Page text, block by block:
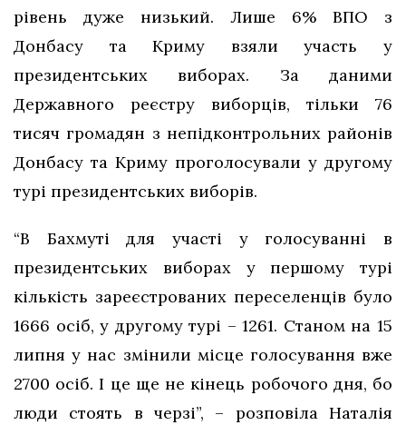
рівень дуже низький. Лише 6% ВПО з
Донбасу та Криму взяли участь у
президентських виборах. За даними
Державного реєстру виборців, тільки 76
тисяч громадян з непідконтрольних районів
Донбасу та Криму проголосували у другому
турі президентських виборів.
“В Бахмуті для участі у голосуванні в
президентських виборах у першому турі
кількість зареєстрованих переселенців було
1666 осіб, у другому турі – 1261. Станом на 15
липня у нас змінили місце голосування вже
2700 осіб. І це ще не кінець робочого дня, бо
люди стоять в черзі”, – розповіла Наталія